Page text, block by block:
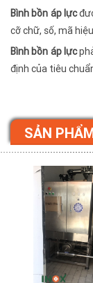
Bình bồn áp lực
cỡ chữ, số, mã
Bình bồn áp lực
định của tiêu
SẢN